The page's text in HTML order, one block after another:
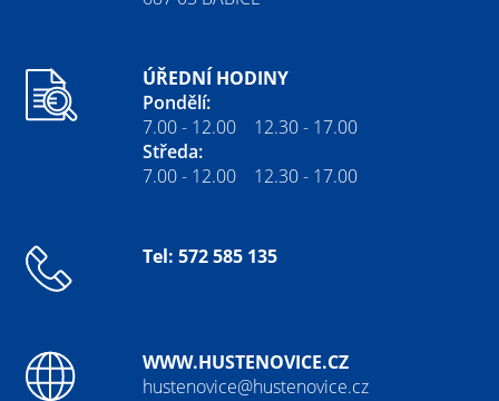
ÚŘEDNÍ HODINY
Pondělí:
7.00 - 12.00 12.30 - 17.00
Středa:
7.00 - 12.00 12.30 - 17.00
Tel: 572 585 135
WWW.HUSTENOVICE.CZ
hustenovice@hustenovice.cz